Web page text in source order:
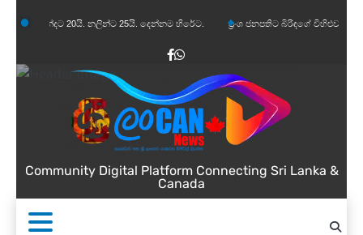
to20යි. නලින්ට 25යි. දෙන්නම හිරේට. ප්‍රංශ ජනපතිට බිරිඳගේ විහිළුවක්. විහිළුවදුරදිග
Facebook
WhatsApp
Community Digital Platform Connecting Sri Lanka &
Canada